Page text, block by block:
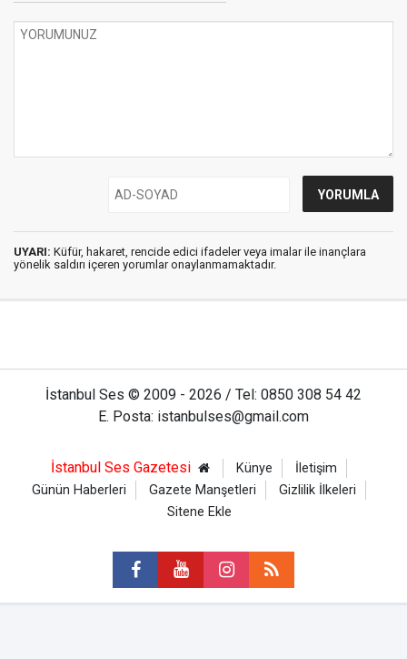
UYARI: Küfür, hakaret, rencide edici ifadeler veya imalar ile inançlara
yönelik saldırı içeren yorumlar onaylanmamaktadır.
İstanbul Ses © 2009 - 2026 / Tel: 0850 308 54 42
E. Posta: istanbulses@gmail.com
İstanbul Ses Gazetesi Künye
İletişim
Günün Haberleri
Gazete Manşetleri
Gizlilik İlkeleri
Sitene Ekle